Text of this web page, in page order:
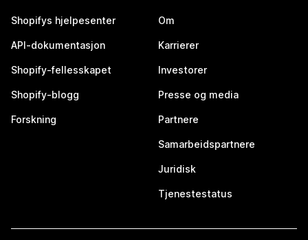
Shopifys hjelpesenter
API-dokumentasjon
Shopify-fellesskapet
Shopify-blogg
Forskning
Om
Karrierer
Investorer
Presse og media
Partnere
Samarbeidspartnere
Juridisk
Tjenestestatus